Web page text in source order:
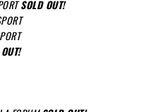
SOLD OUT!